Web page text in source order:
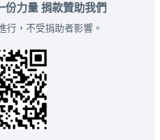
份力量 捐款贊助我們
行，不受捐助者影響。